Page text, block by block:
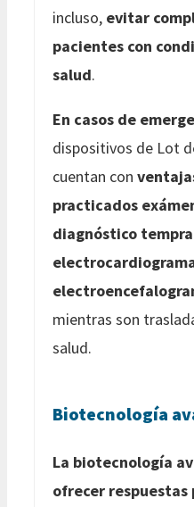
incluso, evitar
pacientes con
salud.
En casos de
dispositivos de Lot
cuentan con
practicados
diagnóstico
mientras son
salud.
Biotecnología
La biotecnología
ofrecer respuestas